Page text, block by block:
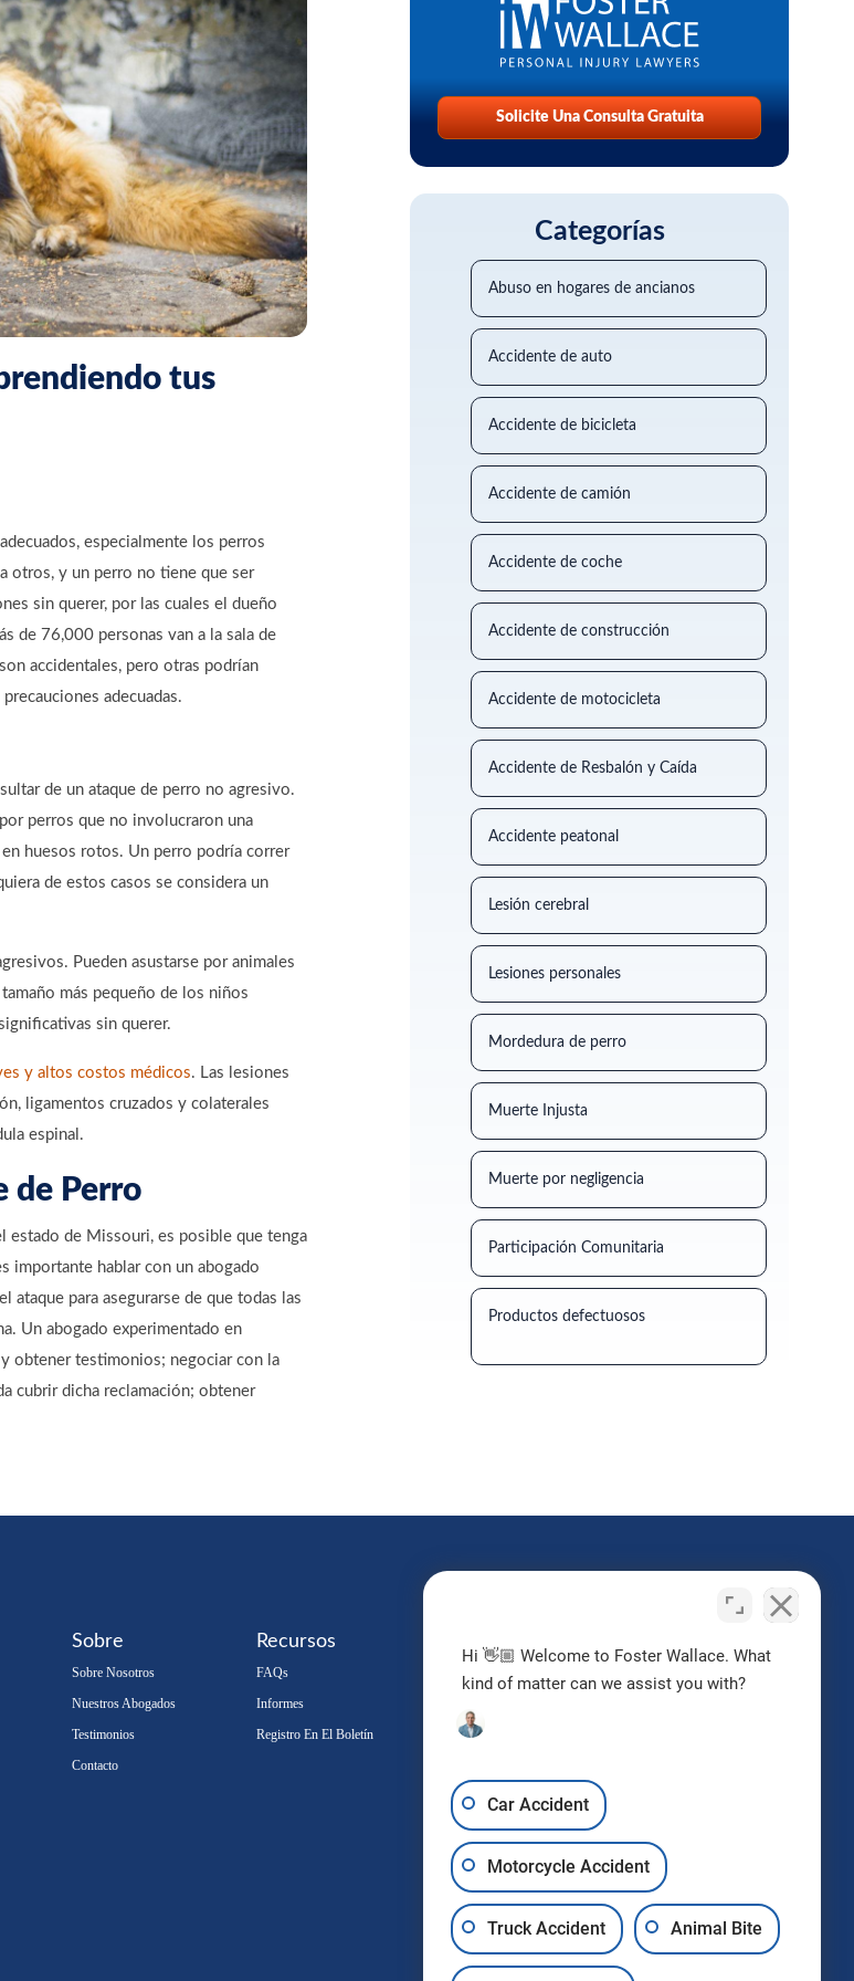
tus
especialmente los perros
otros, y un perro no tiene que ser
sin querer, por las cuales el dueño
de 76,000 personas van a la sala de
accidentales, pero otras podrían
adecuadas.
de un ataque de perro no agresivo.
perros que no involucraron una
huesos rotos. Un perro podría correr
de estos casos se considera un
Pueden asustarse por animales
más pequeño de los niños
sin querer.
y altos costos médicos. Las lesiones
ligamentos cruzados y colaterales
espinal.
de Perro
estado de Missouri, es posible que tenga
importante hablar con un abogado
para asegurarse de que todas las
Un abogado experimentado en
obtener testimonios; negociar con la
cubrir dicha reclamación; obtener
Solicite Una Consulta Gratuita
Categorías
Abuso en hogares de ancianos
Accidente de auto
Accidente de bicicleta
Accidente de camión
Accidente de coche
Accidente de construcción
Accidente de motocicleta
Accidente de Resbalón y Caída
Accidente peatonal
Lesión cerebral
Lesiones personales
Mordedura de perro
Muerte Injusta
Muerte por negligencia
Participación Comunitaria
Productos defectuosos
Sobre
Sobre Nosotros
Nuestros Abogados
Testimonios
Contacto
Recursos
FAQs
Informes
Registro En El Boletín
¿Tengo un caso?
Contacta con nosotros
hoy
Solicitar Consulta Gratuita
Hi 👋🏼 Welcome to Foster Wallace. What
kind of matter can we assist you with?
Car Accident
Motorcycle Accident
Truck Accident Animal Bite